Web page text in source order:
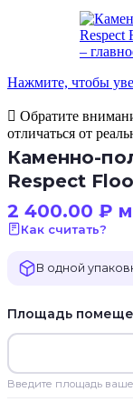
Нажмите, чтобы
Обратите
отличаться от
Каменно-
Respect
2 400.00 ₽
Как считать?
В одной
Площадь
Введите площадь